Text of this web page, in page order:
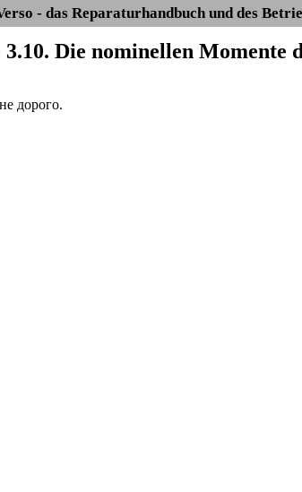
- das Reparaturhandbuch und des
3.10. Die nominellen Momente
дорого.